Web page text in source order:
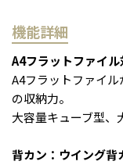
機能詳細
A4フラットファイ
A4フラットファイ
の収納力。
大容量キューブ型、
背カン：ウイング背